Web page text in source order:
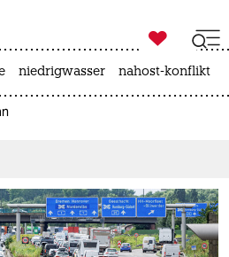
zahl ich
ich

taz zahl ich
niedrigwasser nahost-konflikt